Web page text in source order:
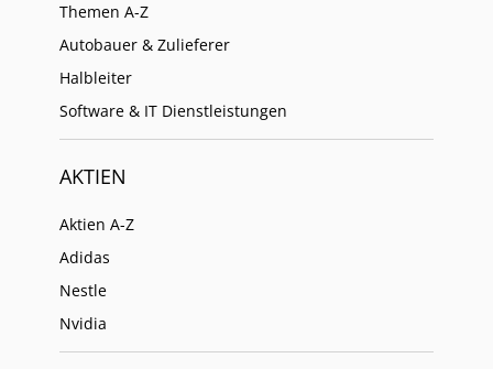
Themen A-Z
Autobauer & Zulieferer
Halbleiter
Software & IT Dienstleistungen
AKTIEN
Aktien A-Z
Adidas
Nestle
Nvidia